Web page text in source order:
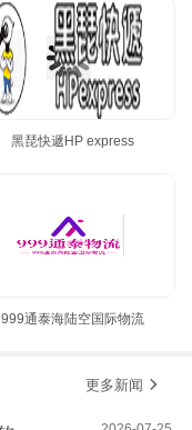
黑琵快遞HP express
999通泰海陆空国际物流
更多新闻